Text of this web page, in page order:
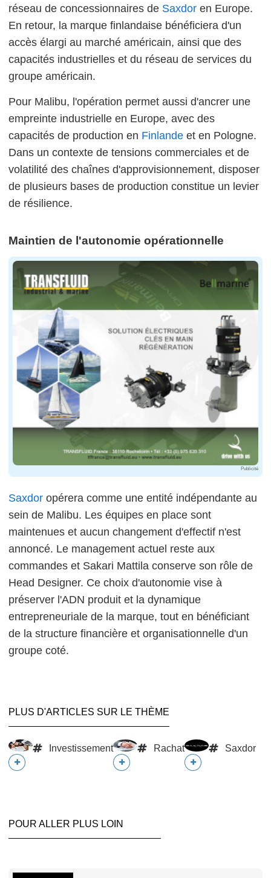
réseau de concessionnaires de Saxdor en Europe.
En retour, la marque finlandaise bénéficiera d'un
accès élargi au marché américain, ainsi que des
capacités industrielles et du réseau de services du
groupe américain.
Pour Malibu, l'opération permet aussi d'ancrer une
empreinte industrielle en Europe, avec des
capacités de production en Finlande et en Pologne.
Dans un contexte de tensions commerciales et de
volatilité des chaînes d'approvisionnement, disposer
de plusieurs bases de production constitue un levier
de résilience.
Maintien de l'autonomie opérationnelle
Publicité
Saxdor opérera comme une entité indépendante au
sein de Malibu. Les équipes en place sont
maintenues et aucun changement d'effectif n'est
annoncé. Le management actuel reste aux
commandes et Sakari Mattila conserve son rôle de
Head Designer. Ce choix d'autonomie vise à
préserver l'ADN produit et la dynamique
entrepreneuriale de la marque, tout en bénéficiant
de la structure financière et organisationnelle d'un
groupe coté.
PLUS D'ARTICLES SUR LE THÈME
Investissement Rachat Saxdor
POUR ALLER PLUS LOIN